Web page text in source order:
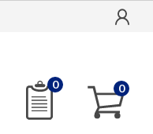
0 0